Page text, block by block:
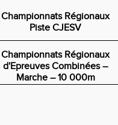
Championnats Régionaux
Piste CJESV
Championnats Régionaux
d'Epreuves Combinées –
Marche – 10 000m